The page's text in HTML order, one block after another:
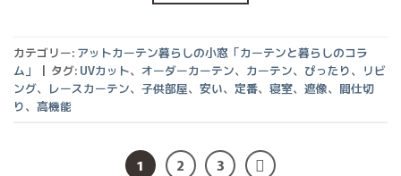
カテゴリー: アットカーテン暮らしの小窓「カーテンと暮らしのコラ
ム」
| タグ: UVカット、 オーダーカーテン、 カーテン、 ぴったり、 リビ
ング、 レースカーテン、 子供部屋、 安い、 定番、 寝室、 遮像、 間仕切
り、 高機能
1 2 3